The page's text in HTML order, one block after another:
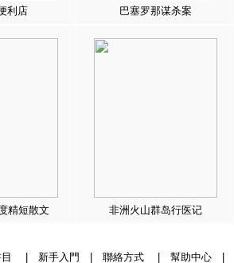
利店 巴塞罗那谋杀案
精短散文 非洲火山群岛行医记
新手入門 聯絡方式| 幫助中心|